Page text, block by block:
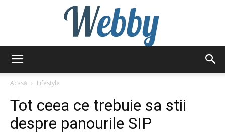
Acasă
Lifestyle
Tot ceea ce trebuie sa stii
despre panourile SIP